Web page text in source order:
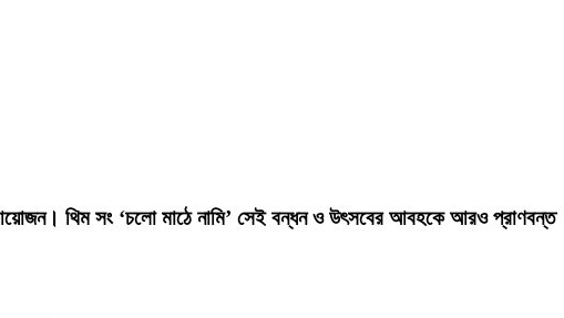
আয়োজন। থিম সং ‘চলো মাঠে নামি’ সেই বন্ধন ও উৎসবের আবহকে আরও প্রাণবন্ত